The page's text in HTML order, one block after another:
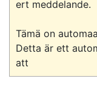
ert meddelande.
Tämä on
Detta är ett
att